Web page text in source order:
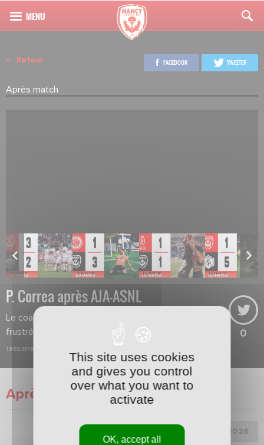
Retour
Après match
FACEBOOK TWEETER
P. Correa après AJA-ASNL
Le coach sort de ce match très
frustré.
13/02/2016
0
Après match
Choix de la saison :
This site uses cookies
and gives you control
over what you want to
activate
OK, accept all